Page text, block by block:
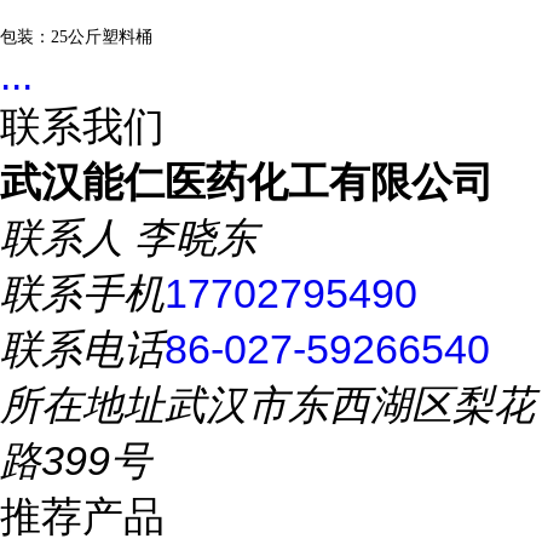
包装： 25公斤塑料桶
...
联系我们
武汉能仁医药化工有限公司
联系人 李晓东
联系手机17702795490
联系电话86-027-59266540
所在地址武汉市东西湖区梨花
路399号
推荐产品